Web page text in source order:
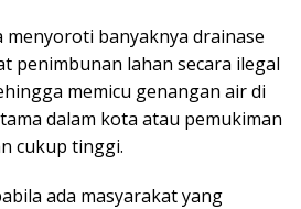
banyaknya drainase
penimbunan lahan secara ilegal
memicu genangan air di
dalam kota atau pemukiman
cukup tinggi.
ada masyarakat yang